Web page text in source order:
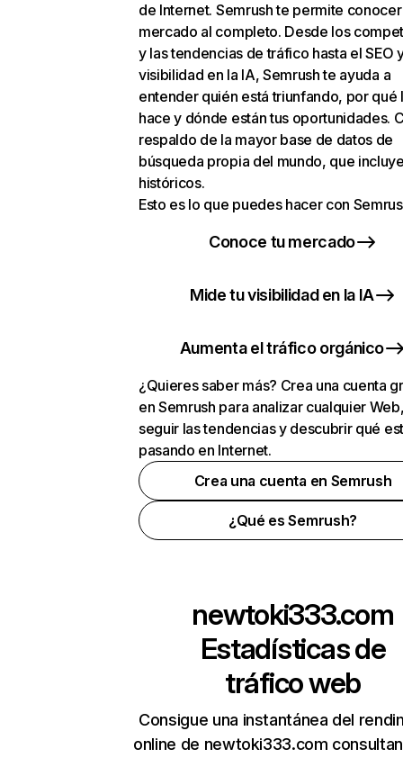
de Internet. Semrush te permite
mercado al completo. Desde los
y las tendencias de tráfico hasta el SEO
visibilidad en la IA, Semrush te ayuda a
entender quién está triunfando, por qué
hace y dónde están tus oportunidades.
respaldo de la mayor base de datos de
búsqueda propia del mundo, que
históricos.
Esto es lo que puedes hacer con
Conoce tu mercado
Mide tu visibilidad en la IA
Aumenta el tráfico orgánico
¿Quieres saber más? Crea una cuenta
en Semrush para analizar cualquier
seguir las tendencias y descubrir qué
pasando en Internet.
Crea una cuenta en Semrush
¿Qué es Semrush?
newtoki333.com
Estadísticas de
tráfico web
Consigue una instantánea del
online de newtoki333.com